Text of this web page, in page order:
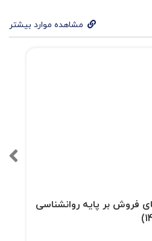
مشاهده موارد بیشتر
فروش بر پایه روانشناسی